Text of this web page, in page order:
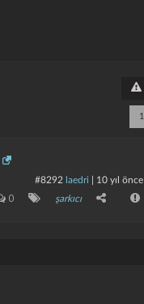
1
#8292 laedri 10 yıl önce
0 şarkıcı